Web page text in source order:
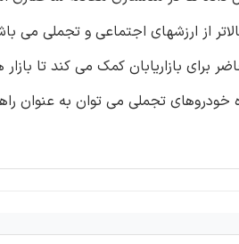
از ارزشهای اجتماعی و تجملی می
برای بازاریابان کمک می کند تا
تجملی می توان به عنوان